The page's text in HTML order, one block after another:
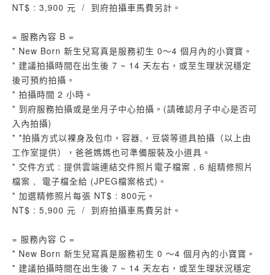
NT$ : 3,900 元 / 到府拍攝車馬費另計。
= 服務內容 B =
* New Born 新生兒寫真是服務初生 0～4 個月內的小寶寶。
* 建議拍攝時間在出生後 7 ~ 14 天左右，或至生理狀況穩定
後可預約拍攝。
* 拍攝時間 2 小時。
* 到府服務拍攝或是坐月子中心拍攝。(請確認月子中心是否可
入內拍攝)
* *拍攝方式以裸身及包巾，容器,，豆袋等道具拍攝（以上由
工作室提供），爸爸媽媽也可準備服裝及小道具。
* 交件方式 : 提供雲端連結交件照片電子檔案 , 6 組精修照片
檔案 , 電子檔全給 (JPEG檔案格式)。
* 加選精修照片每張 NT$ : 800元。
NT$ : 5,900 元 / 到府拍攝車馬費另計。
= 服務內容 C =
* New Born 新生兒寫真是服務初生 0 ～4 個月內的小寶寶。
* 建議拍攝時間在出生後 7 ~ 14 天左右，或至生理狀況穩定